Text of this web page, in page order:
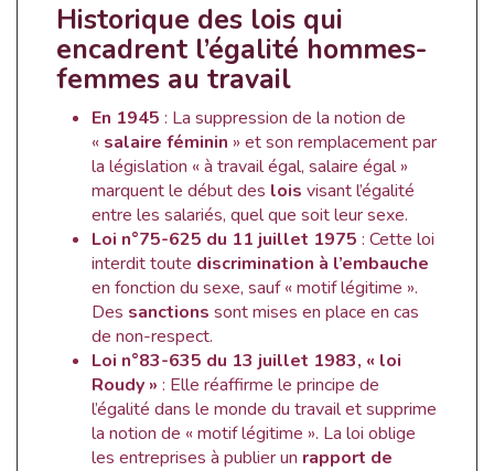
Historique des lois qui
encadrent l’égalité hommes-
femmes au travail
En 1945 : La suppression de la notion de
« salaire féminin » et son remplacement par
la législation « à travail égal, salaire égal »
marquent le début des lois visant l’égalité
entre les salariés, quel que soit leur sexe.
Loi n°75-625 du 11 juillet 1975 : Cette loi
interdit toute discrimination à l’embauche
en fonction du sexe, sauf « motif légitime ».
Des sanctions sont mises en place en cas
de non-respect.
Loi n°83-635 du 13 juillet 1983, « loi
Roudy » : Elle réaffirme le principe de
l’égalité dans le monde du travail et supprime
la notion de « motif légitime ». La loi oblige
les entreprises à publier un rapport de